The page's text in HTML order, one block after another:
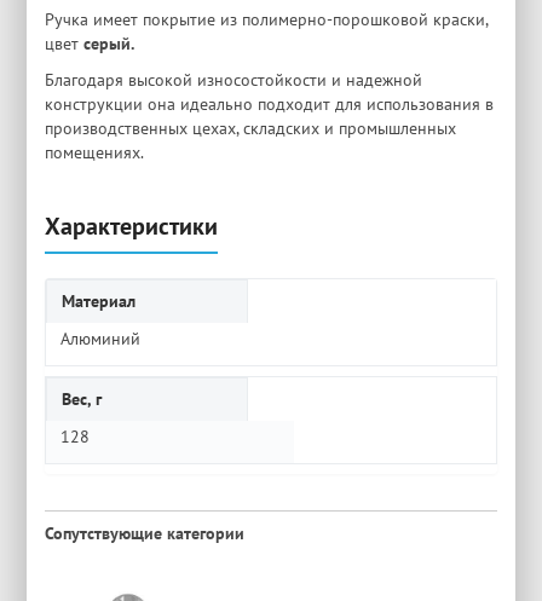
Ручка имеет покрытие из полимерно-порошковой краски,
цветсерый.
Благодаря высокой износостойкости и надежной
конструкции она идеально подходит для использования в
производственных цехах, складских и промышленных
помещениях.
Характеристики
Материал
Алюминий
Вес, г
128
Сопутствующие категории